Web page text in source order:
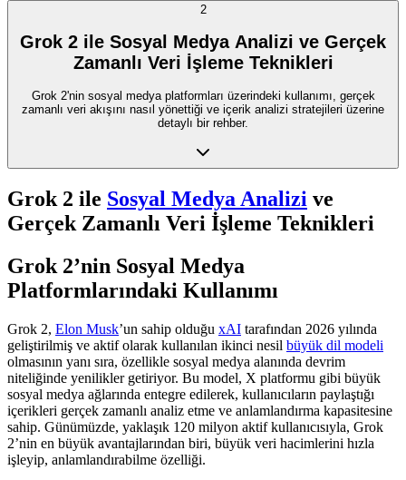
2
Grok 2 ile Sosyal Medya Analizi ve Gerçek
Zamanlı Veri İşleme Teknikleri
Grok 2'nin sosyal medya platformları üzerindeki kullanımı, gerçek
zamanlı veri akışını nasıl yönettiği ve içerik analizi stratejileri üzerine
detaylı bir rehber.
Grok 2 ile Sosyal Medya Analizi ve
Gerçek Zamanlı Veri İşleme Teknikleri
Grok 2’nin Sosyal Medya
Platformlarındaki Kullanımı
Grok 2, Elon Musk’un sahip olduğu xAI tarafından 2026 yılında
geliştirilmiş ve aktif olarak kullanılan ikinci nesil büyük dil modeli
olmasının yanı sıra, özellikle sosyal medya alanında devrim
niteliğinde yenilikler getiriyor. Bu model, X platformu gibi büyük
sosyal medya ağlarında entegre edilerek, kullanıcıların paylaştığı
içerikleri gerçek zamanlı analiz etme ve anlamlandırma kapasitesine
sahip. Günümüzde, yaklaşık 120 milyon aktif kullanıcısıyla, Grok
2’nin en büyük avantajlarından biri, büyük veri hacimlerini hızla
işleyip, anlamlandırabilme özelliği.